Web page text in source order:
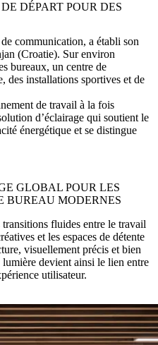
DÉPART POUR DES
communication, a établi son
(Croatie). Sur environ
bureaux, un centre de
des installations sportives et de
de travail à la fois
d’éclairage qui soutient le
énergétique et se distingue
GLOBAL POUR LES
BUREAU MODERNES
fluides entre le travail
et les espaces de détente
visuellement précis et bien
devient ainsi le lien entre
utilisateur.